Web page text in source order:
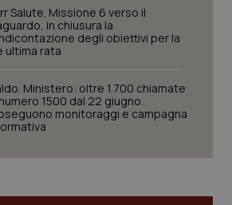
Salute. Missione 6 verso il
in chiusura la
degli obiettivi per la
ultima rata
Ministero: oltre 1.700 chiamate
1500 dal 22 giugno.
monitoraggi e campagna
Statistici Marketing
contribuiscono a rendere fruibile il
funzionalità di base quali la
pagine e l'accesso alle aree
senza questi cookie.
Fornitore/Dominio